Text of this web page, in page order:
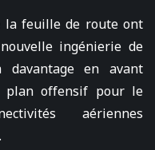
la feuille de route ont
ingénierie de
en avant
plan offensif pour le
aériennes